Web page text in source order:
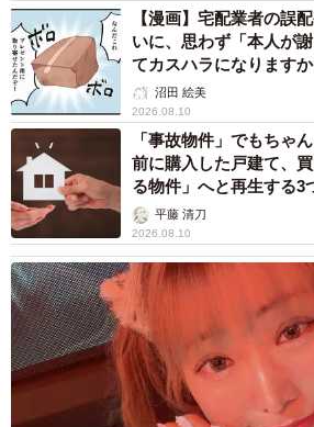
【漫画】宅配業者の誤
いに、思わず「本人が
てカスハラになります
沼田 絵美
2026.08.10
「事故物件」でもちゃ
前に購入した戸建て、
る物件」へと再生する
が解説平藤 清刀
2026.08.10